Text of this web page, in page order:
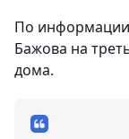
По
Бажова на
дома.